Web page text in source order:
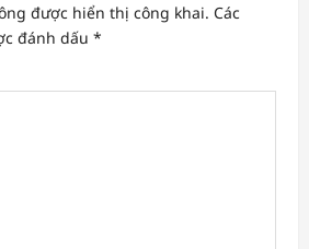
được hiển thị công khai. Các
đánh dấu *